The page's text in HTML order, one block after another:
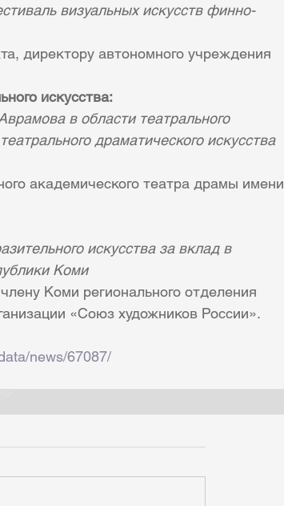
визуальных искусств финно-
директору автономного учреждения
искусства:
в области театрального
драматического искусства
академического театра драмы имени
искусства за вклад в
Коми
Коми регионального отделения
«Союз художников России».
news/67087/